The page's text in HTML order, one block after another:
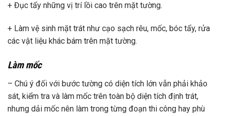
+ Đục tẩy những vị trí lồi cao trên mặt tường.
+ Làm vệ sinh mặt trát như cạo sạch rêu, mốc, bóc tẩy, rửa
các vật liệu khác bám trên mặt tường.
Làm mốc
– Chú ý đối với bước tường có diện tích lớn vẫn phải khảo
sát, kiểm tra và làm mốc trên toàn bộ diện tích định trát,
nhưng dải mốc nên làm trong từng đoạn thi công hay phù